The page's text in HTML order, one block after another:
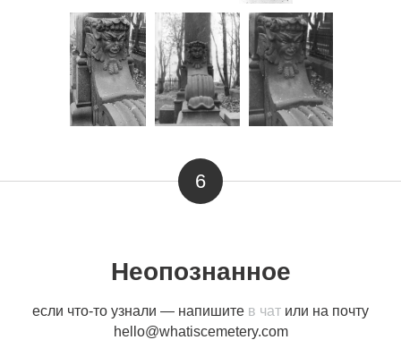
6
Неопознанное
если что-то узнали — напишите в чат или на почту
hello@whatiscemetery.com